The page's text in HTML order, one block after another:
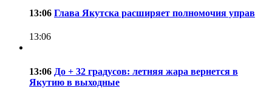
13:06 Глава Якутска расширяет полномочия управ
13:06
13:06 До + 32 градусов: летняя жара вернется в
Якутию в выходные